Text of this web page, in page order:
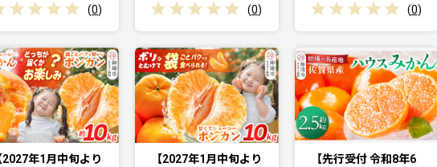
(0) (0) (0)
2027年1月中旬より
【2027年1月中旬より
【先行受付 令和8年6